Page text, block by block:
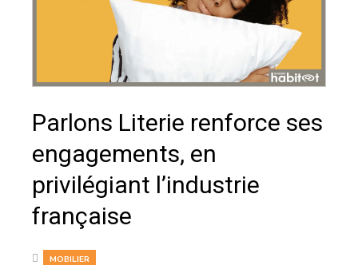
Parlons Literie renforce ses
engagements, en
privilégiant l’industrie
française
MOBILIER